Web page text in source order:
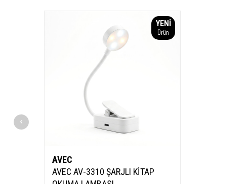
YENI
Ürün
AVEC
AVEC AV-3310 ŞARJLI KİTAP